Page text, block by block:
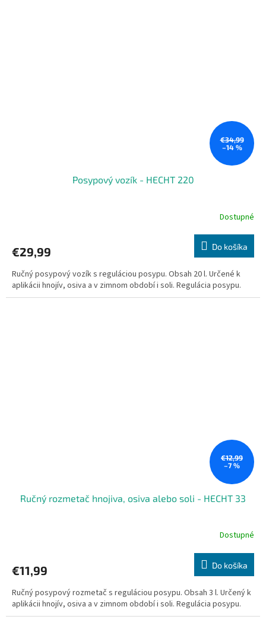
€34,99
–14 %
Posypový vozík - HECHT 220
Dostupné
€29,99 Do košíka
Ručný posypový vozík s reguláciou posypu. Obsah 20 l. Určené k
aplikácii hnojív, osiva a v zimnom období i soli. Regulácia posypu.
€12,99
–7 %
Ručný rozmetač hnojiva, osiva alebo soli - HECHT 33
Dostupné
€11,99 Do košíka
Ručný posypový rozmetač s reguláciou posypu. Obsah 3 l. Určený k
aplikácii hnojív, osiva a v zimnom období i soli. Regulácia posypu.